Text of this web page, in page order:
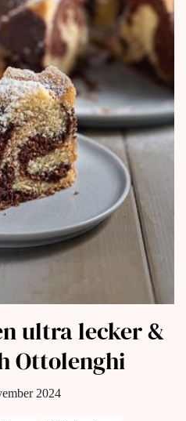
ultra lecker &
Ottolenghi
2024